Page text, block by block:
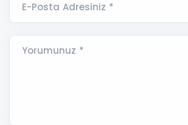
E-Posta Adresiniz *
Yorumunuz *